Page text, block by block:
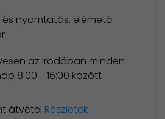
és nyomtatás, elérhető
az irodában minden
8:00 - 16:00 között
átvétel Részletek